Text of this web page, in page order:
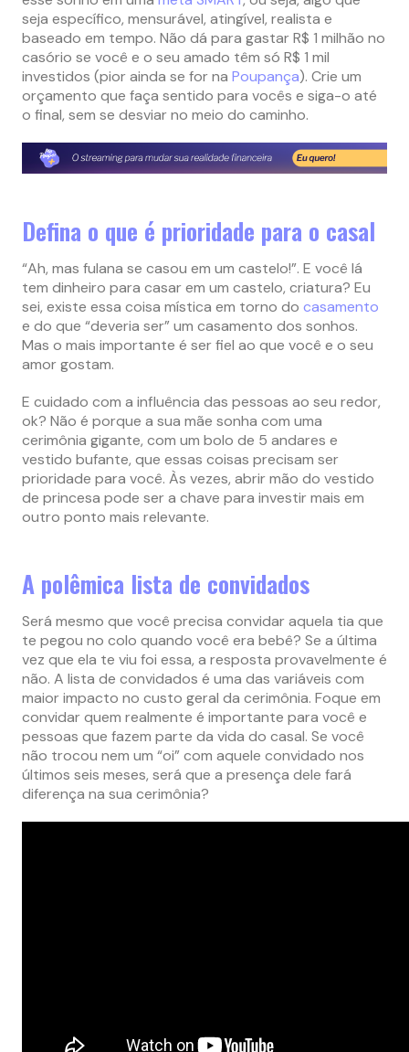
seja específico, mensurável, atingível, realista e
baseado em tempo. Não dá para gastar R$ 1 milhão no
casório se você e o seu amado têm só R$ 1 mil
investidos (pior ainda se for na Poupança). Crie um
orçamento que faça sentido para vocês e siga-o até
o final, sem se desviar no meio do caminho.
Defina o que é prioridade para o casal
“Ah, mas fulana se casou em um castelo!”. E você lá
tem dinheiro para casar em um castelo, criatura? Eu
sei, existe essa coisa mística em torno do casamento
e do que “deveria ser” um casamento dos sonhos.
Mas o mais importante é ser fiel ao que você e o seu
amor gostam.
E cuidado com a influência das pessoas ao seu redor,
ok? Não é porque a sua mãe sonha com uma
cerimônia gigante, com um bolo de 5 andares e
vestido bufante, que essas coisas precisam ser
prioridade para você. Às vezes, abrir mão do vestido
de princesa pode ser a chave para investir mais em
outro ponto mais relevante.
A polêmica lista de convidados
Será mesmo que você precisa convidar aquela tia que
te pegou no colo quando você era bebê? Se a última
vez que ela te viu foi essa, a resposta provavelmente é
não. A lista de convidados é uma das variáveis com
maior impacto no custo geral da cerimônia. Foque em
convidar quem realmente é importante para você e
pessoas que fazem parte da vida do casal. Se você
não trocou nem um “oi” com aquele convidado nos
últimos seis meses, será que a presença dele fará
diferença na sua cerimônia?